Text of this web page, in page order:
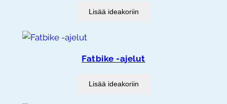
Lisää ideakoriin
Fatbike -ajelut
Lisää ideakoriin